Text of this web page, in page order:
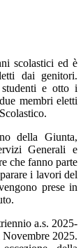
scolastici ed è
dai genitori.
e otto i
membri eletti
della Giunta,
Generali e
che fanno parte
i lavori del
prese in
a.s. 2025-
Novembre 2025.